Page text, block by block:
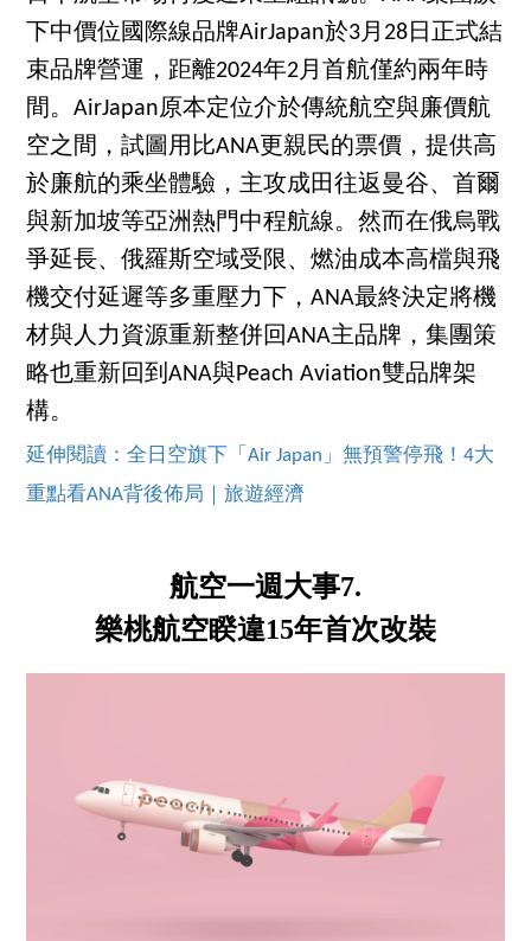
下中價位國際線品牌AirJapan於3月28日正式結
束品牌營運，距離2024年2月首航僅約兩年時
間。AirJapan原本定位介於傳統航空與廉價航
空之間，試圖用比ANA更親民的票價，提供高
於廉航的乘坐體驗，主攻成田往返曼谷、首爾
與新加坡等亞洲熱門中程航線。然而在俄烏戰
爭延長、俄羅斯空域受限、燃油成本高檔與飛
機交付延遲等多重壓力下，ANA最終決定將機
材與人力資源重新整併回ANA主品牌，集團策
略也重新回到ANA與Peach Aviation雙品牌架
構。
延伸閱讀：全日空旗下「Air Japan」無預警停飛！4大
重點看ANA背後佈局｜旅遊經濟
航空一週大事7.
樂桃航空睽違15年首次改裝